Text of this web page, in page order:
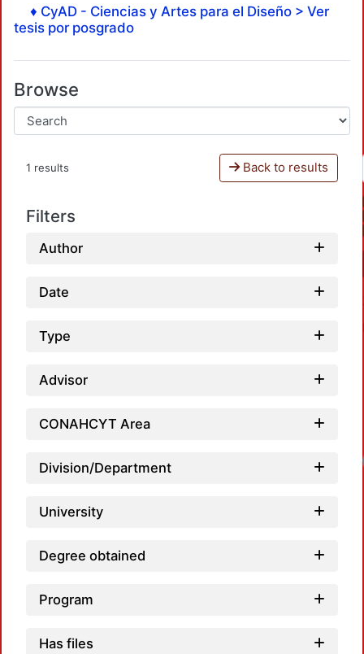
♦ CyAD - Ciencias y Artes para el Diseño > Ver
tesis por posgrado
Browse
1 results Back to results
Filters
Author
Date
Type
Advisor
CONAHCYT Area
Division/Department
University
Degree obtained
Program
Has files